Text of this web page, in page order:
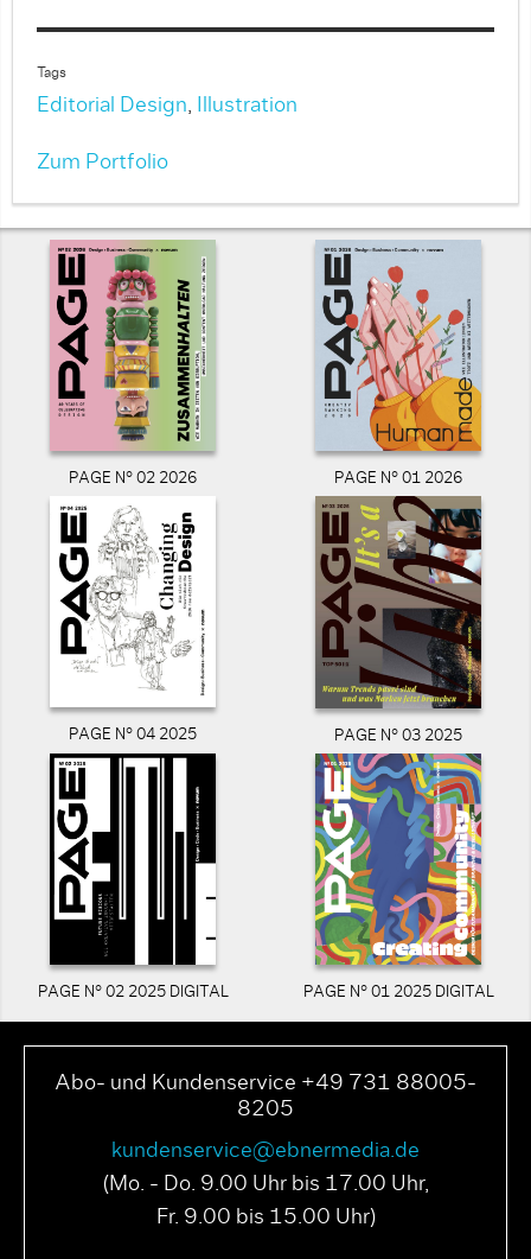
Tags
Editorial Design, Illustration
Zum Portfolio
PAGE N° 02 2026 PAGE N° 01 2026
PAGE N° 04 2025 PAGE N° 03 2025
PAGE N° 02 2025 DIGITAL PAGE N° 01 2025 DIGITAL
Abo- und Kundenservice +49 731 88005-
8205
kundenservice@ebnermedia.de
(Mo. - Do. 9.00 Uhr bis 17.00 Uhr,
Fr. 9.00 bis 15.00 Uhr)